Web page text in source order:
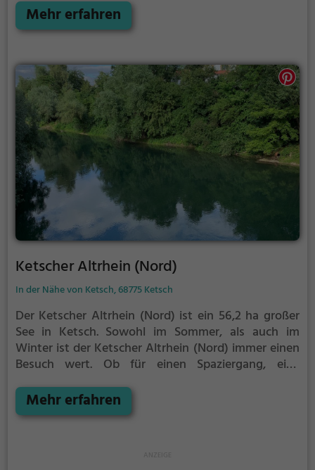
der Ketscher Altrhein (Süd) bietet zahlreiche
Möglichkeiten für Freizeitaktivitäten.
Mehr erfahren
Ketscher Altrhein (Nord)
In der Nähe von Ketsch, 68775 Ketsch
Der Ketscher Altrhein (Nord) ist ein 56,2 ha großer
See in Ketsch. Sowohl im Sommer, als auch im
Winter ist der Ketscher Altrhein (Nord) immer einen
Besuch wert. Ob für einen Spaziergang, eine
der Ketscher Altrhein (Nord) bietet zahlreiche
Möglichkeiten für Freizeitaktivitäten.
Mehr erfahren